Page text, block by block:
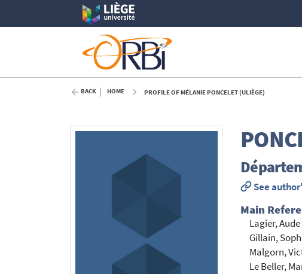
BACK HOME PROFILE OF MÉLANIE PONCELET (ULIÈGE)
See
Main
Lagier, Aude
Gillain,
Malgorn,
Le Beller,